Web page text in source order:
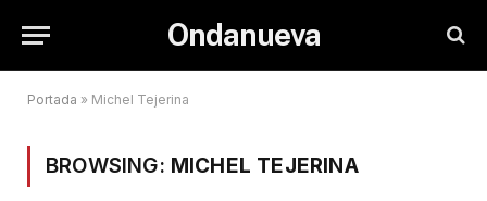
Ondanueva
Portada » Michel Tejerina
BROWSING: MICHEL TEJERINA